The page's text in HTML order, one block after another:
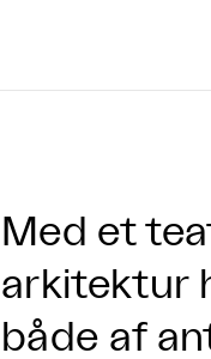
Med et
arkitektur
både af